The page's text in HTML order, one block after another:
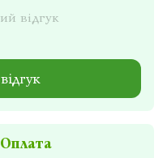
відгук
Оплата